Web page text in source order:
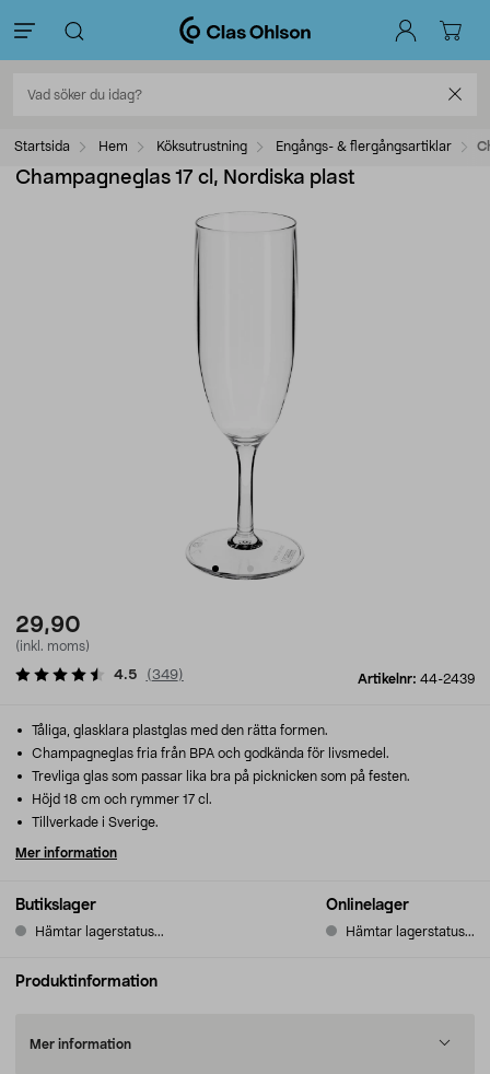
Startsida Hem Köksutrustning Engångs- & flergångsartiklar
Champagneglas 17 cl, Nordiska plast
29,90
(inkl. moms)
Artikelnr: 44-2439
4.5 (349)
Butikslager
Hämtar lagerstatus...
Onlinelager
Hämtar lagerstatus...
Tåliga, glasklara plastglas med den rätta formen.
Champagneglas fria från BPA och godkända för livsmedel.
Trevliga glas som passar lika bra på picknicken som på festen.
Höjd 18 cm och rymmer 17 cl.
Tillverkade i Sverige.
Mer information
Produktinformation
Mer information